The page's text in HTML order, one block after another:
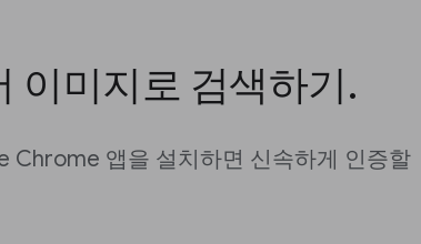
이미지로 검색하기.
Chrome 앱을 설치하면 신속하게 인증할